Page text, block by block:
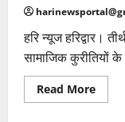
हरि न्यूज हरिद्वार।
सामाजिक कुरीतियों के
Read MoreRead
more